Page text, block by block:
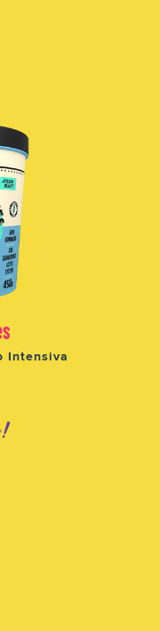
Intensiva